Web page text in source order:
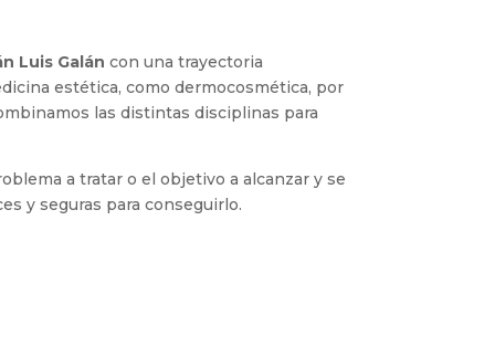
Luis Galán con una trayectoria
estética, como dermocosmética, por
las distintas disciplinas para
a tratar o el objetivo a alcanzar y se
y seguras para conseguirlo.